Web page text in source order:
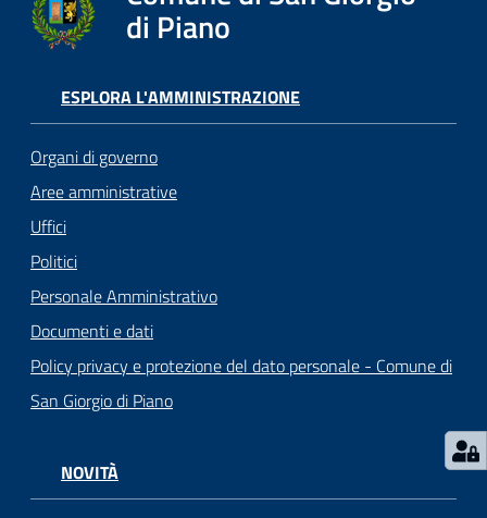
o
n
e
Tutti
gli
argomenti...
di Piano
ESPLORA L'AMMINISTRAZIONE
Organi di governo
Aree amministrative
Uffici
Politici
Personale Amministrativo
Documenti e dati
Policy privacy e protezione del dato personale - Comune di
San Giorgio di Piano
NOVITÀ